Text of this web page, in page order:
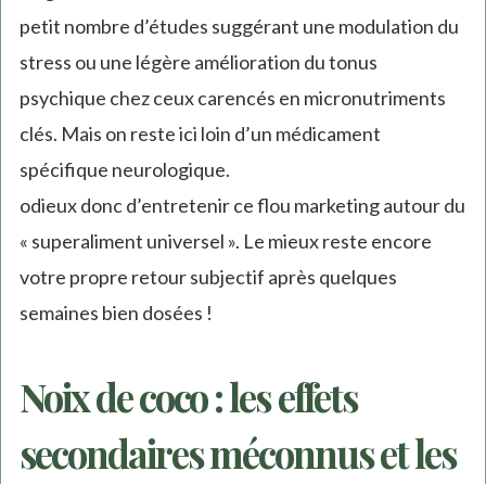
petit nombre d’études suggérant une modulation du
stress ou une légère amélioration du tonus
psychique chez ceux carencés en micronutriments
clés. Mais on reste ici loin d’un médicament
spécifique neurologique.
odieux donc d’entretenir ce flou marketing autour du
« superaliment universel ». Le mieux reste encore
votre propre retour subjectif après quelques
semaines bien dosées !
Noix de coco : les effets
secondaires méconnus et les